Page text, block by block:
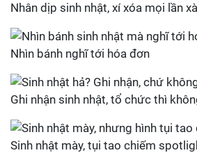
Nhân dịp sinh nhật, xí xóa mọi lần
Nhìn bánh nghĩ tới hóa đơn
Ghi nhận sinh nhật, tổ chức thì
Sinh nhật mày, tụi tao chiếm